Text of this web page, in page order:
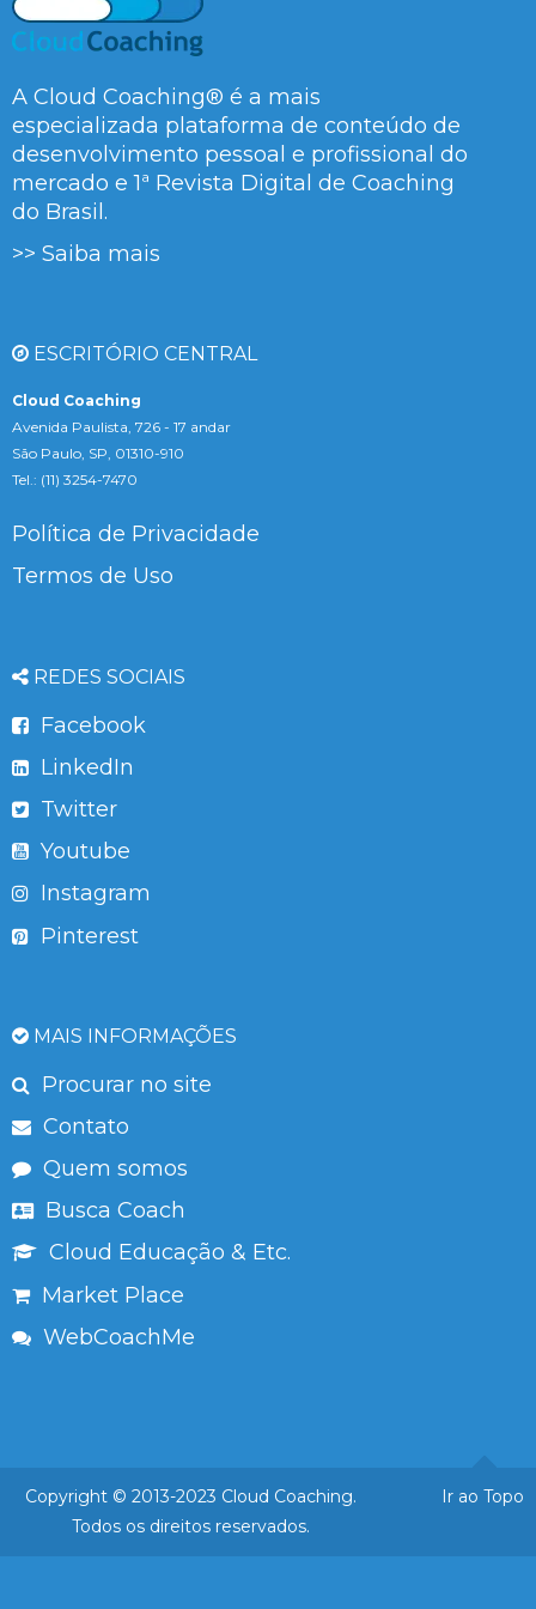
A Cloud Coaching® é a mais
especializada plataforma de conteúdo de
desenvolvimento pessoal e profissional do
mercado e 1ª Revista Digital de Coaching
do Brasil.
>> Saiba mais
ESCRITÓRIO CENTRAL
Cloud Coaching
Avenida Paulista, 726 - 17 andar
São Paulo, SP, 01310-910
Tel.: (11) 3254-7470
Política de Privacidade
Termos de Uso
REDES SOCIAIS
Facebook
LinkedIn
Twitter
Youtube
Instagram
Pinterest
MAIS INFORMAÇÕES
Procurar no site
Contato
Quem somos
Busca Coach
Cloud Educação & Etc.
Market Place
WebCoachMe
Ir ao Topo
Copyright © 2013-2023 Cloud Coaching.
Todos os direitos reservados.